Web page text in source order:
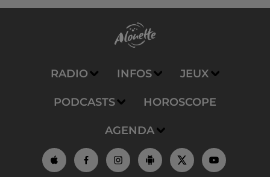
RADIO INFOS JEUX
PODCASTS HOROSCOPE
AGENDA